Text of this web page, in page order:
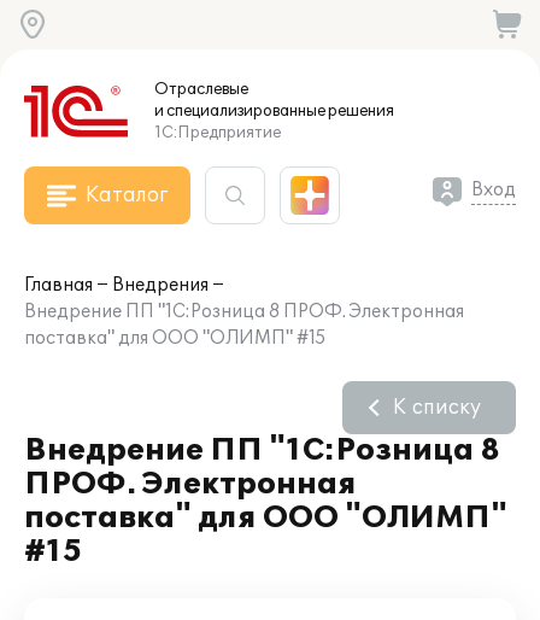
Отраслевые
и специализированныерешения
1С:Предприятие
Каталог Вход
Главная
Внедрения
Внедрение ПП "1С:Розница 8 ПРОФ. Электронная
поставка" для ООО "ОЛИМП" #15
Внедрение ПП "1С:Розница 8
ПРОФ. Электронная
поставка" для ООО "ОЛИМП"
#15
К списку